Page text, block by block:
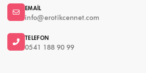
EMAIL
info@erotikcennet.com
TELEFON
0541 188 90 99